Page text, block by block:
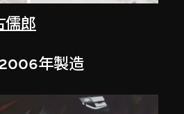
儒郎
年製造